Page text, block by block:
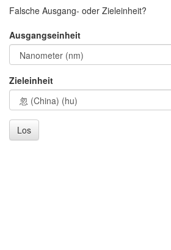
Falsche Ausgang- oder Zieleinheit?
Ausgangseinheit
Zieleinheit
Los